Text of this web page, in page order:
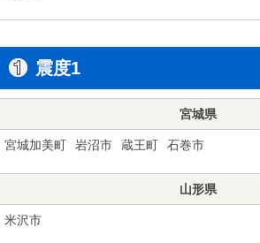
震度1
宮城県
宮城加美町 岩沼市 蔵王町 石巻市
山形県
米沢市